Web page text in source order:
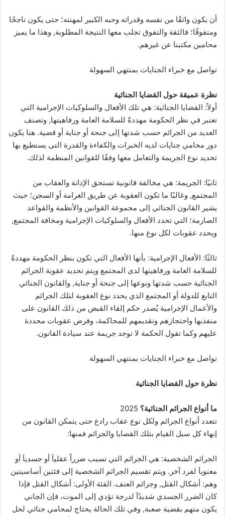
أن يكون واثقًا من نفسه وقدراته وحبه الكبير لمهنته؛ حتى يكون ناجحًا
ومتفوقًا؛ فالثقة والتفوق تجلب معها النتيجة المطلوبة, وهذا ما يميز
محامين مكتبنا عن غيرهم.
تواصل مع خبراء الجنايات بمنتهي السهولة
نظرة عميقة حول القضايا الجنائية
أولاً: القضايا الجنائية: هي تلك الأفعال والسلوكيات الإجرامية التي
تعتبر في نظر الحكومة مهددةً للسلامة العامة ورفاهيتها, وتصنف
العديد من الجرائم حسب شدتها إلى جنحة أو جناية أو قضية. هنا يكون
دور محامي جنايات لديه الخبرات والكفاءة والقدرة التى يستطيع بها
تحديد نوع الجريمة والتعامل معها وفقًا للقوانين المنظمة لذلك.
ثانيًا: الجريمة: هي مخالفة قانونية تستحق الإدانة والعقاب من
المجتمع, وغالبًا ما تكون العقوبة عن طريق الغرامة أو السجن؛ حيث
يشير القانون الجنائي إلى مجموعة القوانين والأنظمة والقواعد
الصارمة؛ التي تحدد الأفعال والسلوكيات الإجرامية ومخافة المجتمع,
ويحدد عقوبات لكل نوع منها.
ثالثًا: الأفعال الإجرامية: بأنها الأفعال التي تكون بنظر الحكومة مهددةً
للسلامة العامة ورفاهيتها لدى المجتمع ويتم تحديد عقوبة الجرائم
الجنائية حسب شدتها ونوعها إلى جنحة أو جناية, والقانون الجنائي
التابع للدولة أو المجتمع الذي يحدد نوع العقوبة لتلك الجرائم
والأعمال الإجرامية يُصدر حكم إلقاء القبض من ذلك القانون على
منفذيها واحتجازهم وتقديمهم للمحاكمة، وفرض عقوبات محددة
عليهم وكما تقول الحكمة لا توجد جريمة عند سيادة القانون.
تواصل مع خبراء الجنايات بمنتهي السهولة
نظرة حول القضايا الجنائية
ما أنواع الجرائم الجنائية؟
تتعدد أنواع الجرائم ولكل نوع عقاب رادع حتى يتمكن القانون من
إنهاء كل سبل القيام بتلك القضايا والجرائم فمنها:
الجرائم الشخصية: هي الجرائم التي تسبب ضرراً عقلياَ أو جسدياَ أو
معنوياَ لفرد آخر. ويتم تقسيم الجرائم الشخصية إلى فئتين أساسيتين
وهم: أشكال القتل, وجرائم العنف. الفئة الأولى: أشكال القتل فإذا
كان الضرر الجسدي شديدًاَ لدرجة تؤدي إلى الموت، فإن الجاني
يكون متهم بقضية صعبة, وفي تلك الحالة يحتاج لمحامي جنائي لحل